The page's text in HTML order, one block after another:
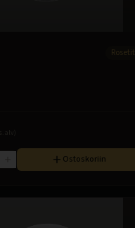
Rosetit
Ostoskoriin